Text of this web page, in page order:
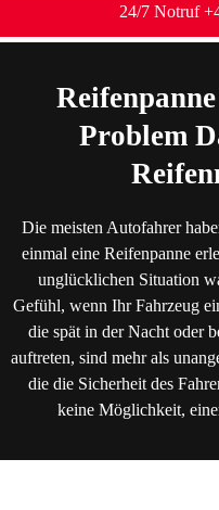
24/7 Notruf
Problem
Die meisten Autofahrer
einmal eine Reifenpanne
unglücklichen Situation
Gefühl, wenn Ihr Fahrzeug
die spät in der Nacht oder
auftreten, sind mehr als
die die Sicherheit des
keine Möglichkeit,